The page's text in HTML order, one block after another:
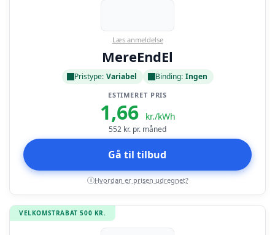
Læs anmeldelse
MereEndEl
Pristype: Variabel Binding: Ingen
ESTIMERET PRIS
1,66 kr./kWh
552 kr. pr. måned
Gå til tilbud
i Hvordan er prisen udregnet?
VELKOMSTRABAT 500 KR.